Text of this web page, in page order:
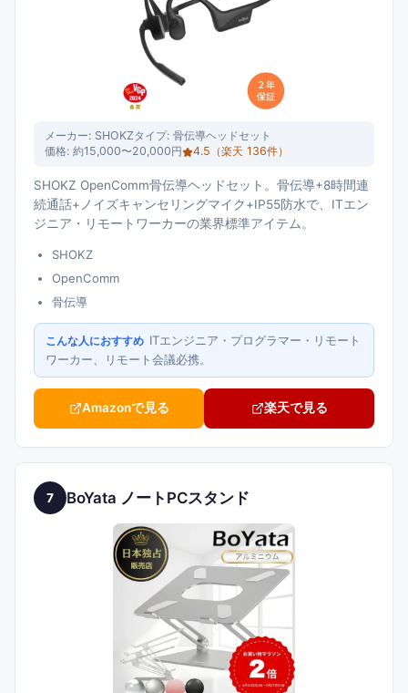
メーカー: SHOKZタイプ: 骨伝導ヘッドセット
価格: 約15,000〜20,000円 4.5 （楽天 136件）
SHOKZ OpenComm骨伝導ヘッドセット。骨伝導+8時間連
続通話+ノイズキャンセリングマイク+IP55防水で、ITエン
ジニア・リモートワーカーの業界標準アイテム。
SHOKZ
OpenComm
骨伝導
こんな人におすすめ ITエンジニア・プログラマー・リモート
ワーカー、リモート会議必携。
Amazonで見る 楽天で見る
7 BoYata ノートPCスタンド